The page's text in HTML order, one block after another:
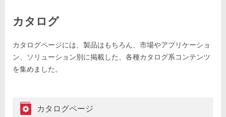
カタログ
カタログページには、製品はもちろん、市場やアプリケーショ
ン、ソリューション別に掲載した、各種カタログ系コンテンツ
を集めました。
カタログページ